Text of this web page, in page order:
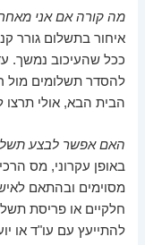
מה קורה אם אני
איחור בתשלום גורר
ככל שהעיכוב נמשך.
להסדר תשלומים מול
הבית הבא, אולי
האם אפשר לבצע
באופן עקרוני, מס
מסוימים ובהתאם
חלקיים או פריסת
להתייעץ עם עו"ד או